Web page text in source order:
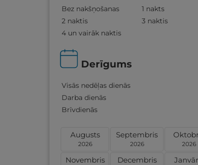
Bez nakšņošanas
1 nakts
2 naktis
3 naktis
4 un vairāk naktis
Derīgums
Visās nedēļas dienās
Darba dienās
Brīvdienās
Augusts
2026
Septembris
2026 2026
Novembris Decembris